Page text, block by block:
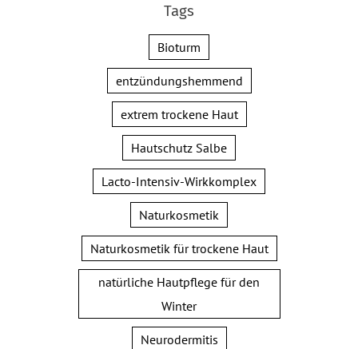
Tags
Bioturm
entzündungshemmend
extrem trockene Haut
Hautschutz Salbe
Lacto-Intensiv-Wirkkomplex
Naturkosmetik
Naturkosmetik für trockene Haut
natürliche Hautpflege für den
Winter
Neurodermitis